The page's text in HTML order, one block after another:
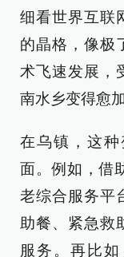
细看世界互联
的晶格，像极
术飞速发展，
南水乡变得愈
在乌镇，这
面。例如，借
老综合服务平
助餐、紧急救
服务。再比